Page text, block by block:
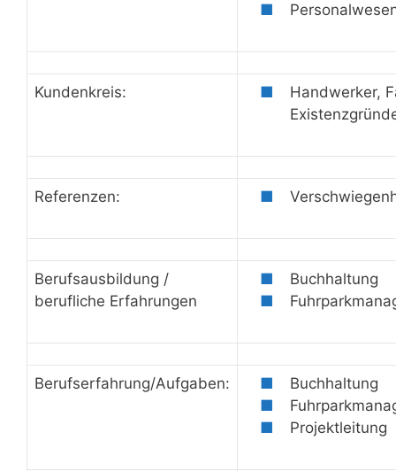
Kundenkreis:
Handwerker,
Referenzen:
Berufsausbildung /
berufliche Erfahrungen
Buchhaltung
Berufserfahrung/Aufgaben:
Buchhaltung
Projektleitung